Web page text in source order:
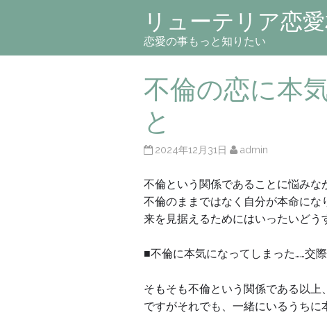
リューテリア恋
恋愛の事もっと知りたい
不倫の恋に本
と
2024年12月31日 admin
不倫という関係であることに悩みな
不倫のままではなく自分が本命に
来を見据えるためにはいったいどう
■不倫に本気になってしまった……交
そもそも不倫という関係である以上
ですがそれでも、一緒にいるうちに